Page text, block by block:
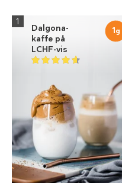
Dalgona-
kaffe på
LCHF-vis
1
1g